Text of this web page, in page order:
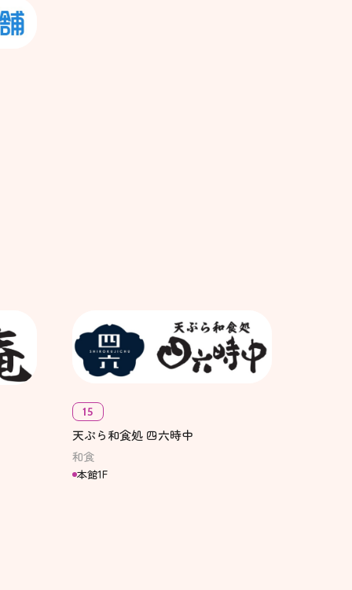
15
天ぷら和食処 四六時中
和食
本館1F